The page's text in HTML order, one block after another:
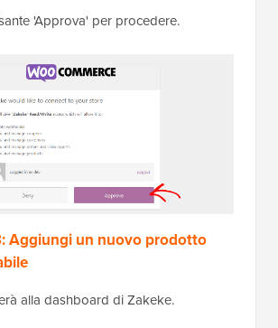
'Approva' per procedere.
Aggiungi un nuovo prodotto
alla dashboard di Zakeke.